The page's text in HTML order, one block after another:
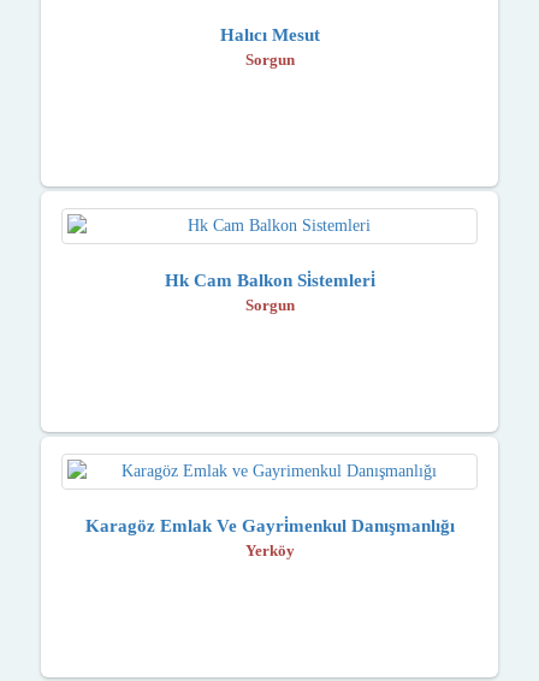
Halıcı Mesut
Sorgun
Hk Cam Balkon Si̇stemleri̇
Sorgun
Karagöz Emlak Ve Gayri̇menkul Danışmanlığı
Yerköy